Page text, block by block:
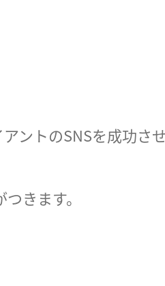
ントのSNSを成功さ
きます。